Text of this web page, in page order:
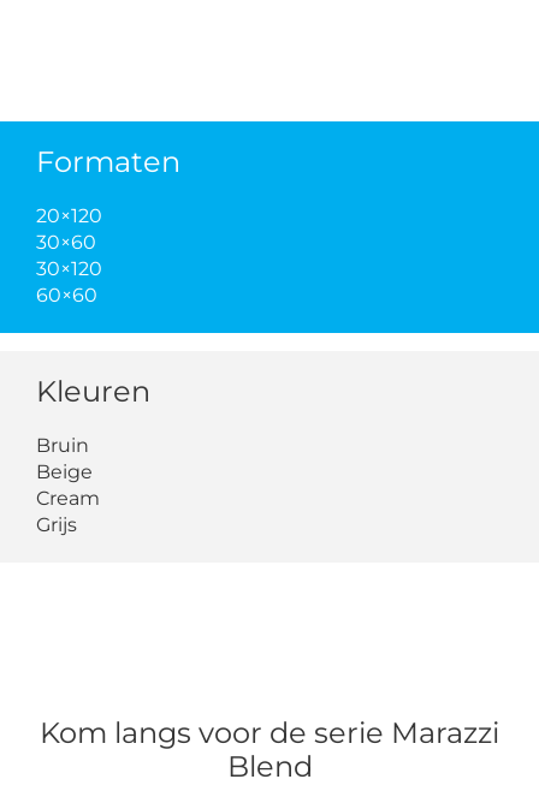
Formaten
20×120
30×60
30×120
60×60
Kleuren
Bruin
Beige
Cream
Grijs
Kom langs voor de serie Marazzi
Blend